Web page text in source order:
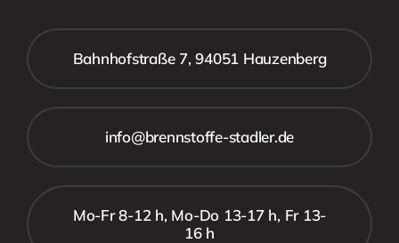
Bahnhofstraße 7, 94051 Hauzenberg
info@brennstoffe-stadler.de
Mo-Fr 8-12 h, Mo-Do 13-17 h, Fr 13-
16 h